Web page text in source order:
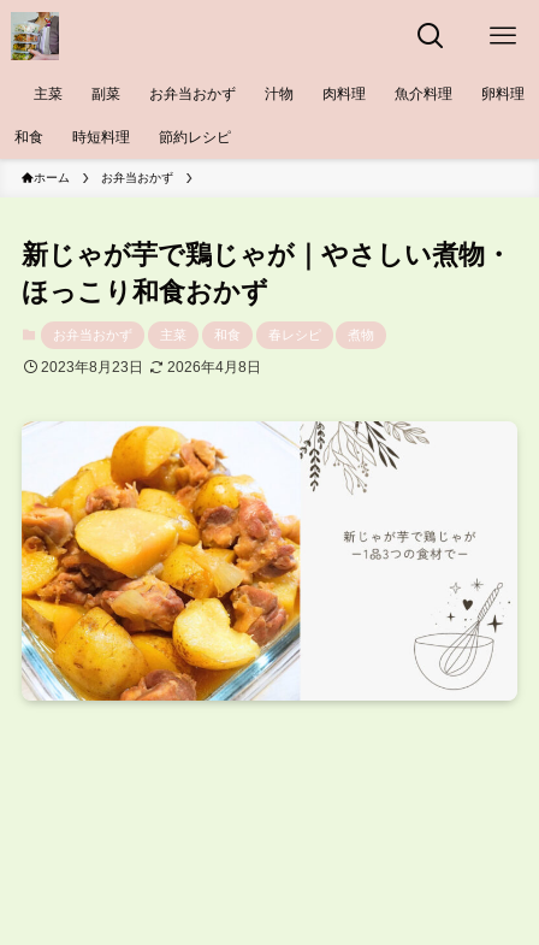
主菜 副菜 お弁当おかず 汁物 肉料理 魚介料理 卵料理
和食 時短料理 節約レシピ
ホーム お弁当おかず
新じゃが芋で鶏じゃが｜やさしい煮物・
ほっこり和食おかず
お弁当おかず 主菜 和食 春レシピ 煮物
2023年8月23日 2026年4月8日